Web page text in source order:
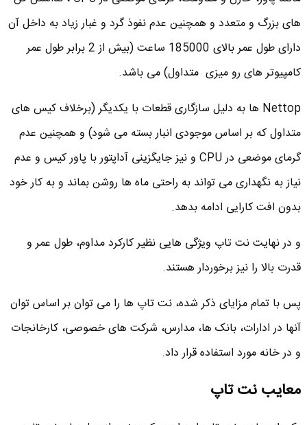
های بزرگ و متعدد و همچنین عدم نفوذ گرد و غبار زیاد به داخل آن
دارای طول عمر بالای 185000 ساعت (بیش از 2 برابر طول عمر
کامپیوتر های رو میزی متداول) می باشد.
Nettop ها به دلیل سازگاری قطعات با یکدیگر (برخلاف کیس های
متداول که بر اساس موجودی انبار بسته می شود) و همچنین عدم
گرمای موضعی در CPU و نیز جایگزینی آداپتور با پاور کیس و عدم
نیاز به نگهداری می تواند به راحتی ماه ها روشن بماند و به کار خود
بدون افت کارایی ادامه بدهد.
و در نهایت نت تاپ ویژگی هایی نظیر کارکرد مداوم، طول عمر و
قدرت بالا را نیز برخوردار هستند.
پس با تمام مزایای ذکر شده، نت تاپ ها را می توان بر اساس توان
آنها در ادارات، بانک ها، مدارس، شرکت های خصوصی، کارخانجات
و در خانه مورد استفاده قرار داد.
معایب نت تاپ